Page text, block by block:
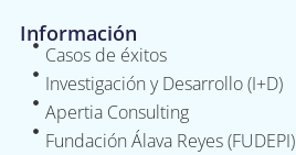
Información
Casos de éxitos
Investigación y Desarrollo (I+D)
Apertia Consulting
Fundación Álava Reyes (FUDEPI)